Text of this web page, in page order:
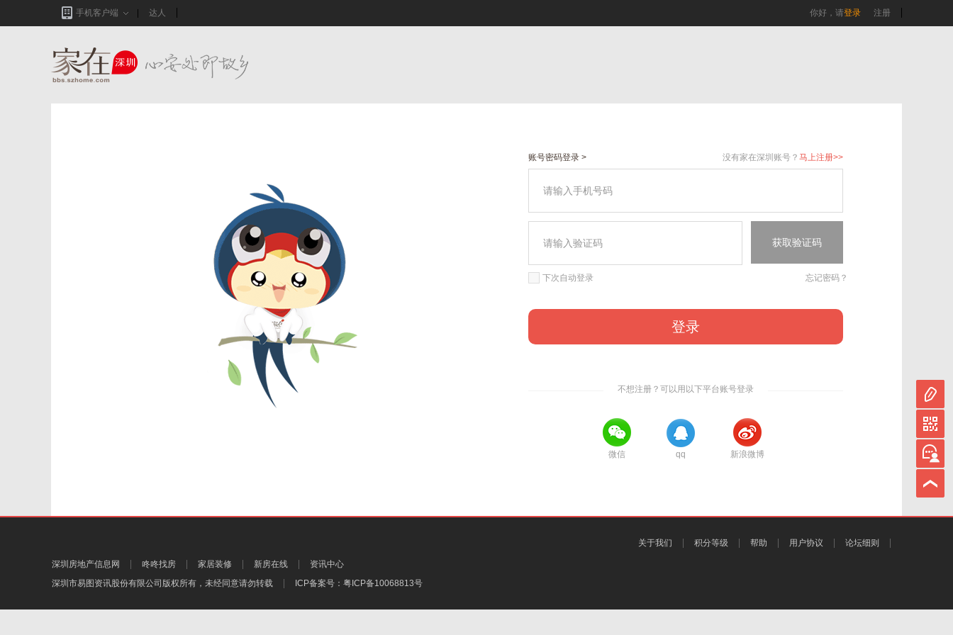
手机客户端 达人 你好，请登录 注册
账号密码登录 > 没有家在深圳账号？ 马上注册>>
获取验证码
下次自动登录 忘记密码？
登录
不想注册？可以用以下平台账号登录
微信 qq 新浪微博
深圳房地产信息网 咚咚找房 家居装修 新房在线
资讯中心
深圳市易图资讯股份有限公司 版权所有，未经同意请勿转载 ICP备案号： 粤ICP备10068813号
关于我们 积分等级 帮助 用户协议 论坛细则